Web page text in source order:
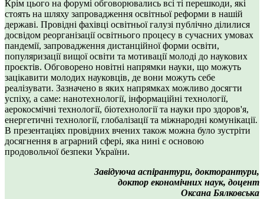
Крім цього на форумі обговорювались всі ті перешкоди, які
стоять на шляху запровадження освітньої реформи в нашій
державі. Провідні фахівці освітньої галузі публічно ділилися
досвідом реорганізації освітнього процесу в сучасних умовах
пандемії, запровадження дистанційної форми освіти,
популяризації вищої освіти та мотивації молоді до наукових
проєктів. Обговорено новітні напрямки науки, що можуть
зацікавити молодих науковців, де вони можуть себе
реалізувати. Зазначено в яких напрямках можливо досягти
успіху, а саме: нанотехнології, інформаційні технології,
аерокосмічні технології, біотехнології та науки про здоров'я,
енергетичні технології, глобалізації та міжнародні комунікації.
В презентаціях провідних вчених також можна було зустріти
досягнення в аграрний сфері, яка нині є основою
продовольчої безпеки України.
Завідуюча аспірантури, докторантури,
доктор економічних наук, доцент
Оксана Бялковська